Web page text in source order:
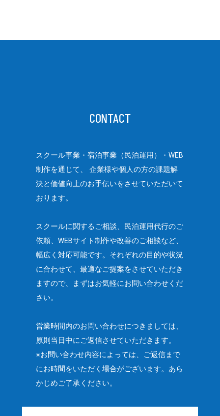
CONTACT
スクール事業・宿泊事業（民泊運用）・WEB
制作を通じて、
企業様や個人の方の課題解
決と価値向上のお手伝いをさせていただいて
おります。
スクールに関するご相談、民泊運用代行のご
依頼、WEBサイト制作や改善のご相談など、
幅広く対応可能です。 それぞれの目的や状況
に合わせて、最適なご提案をさせていただき
ますので、
まずはお気軽にお問い合わせくだ
さい。
営業時間内のお問い合わせにつきましては、
原則当日中にご返信させていただきます。
※お問い合わせ内容によっては、ご返信まで
にお時間をいただく場合がございます。 あら
かじめご了承ください。